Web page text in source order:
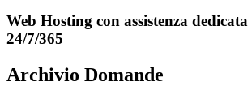
Web Hosting con assistenza
24/7/365
Archivio Domande